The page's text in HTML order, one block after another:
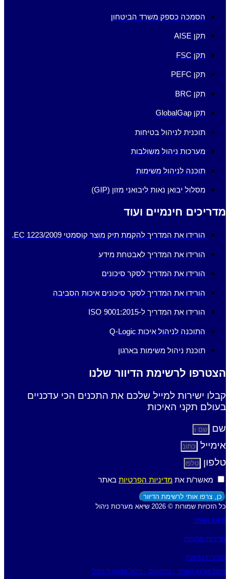
הסמכה כספק משרד הביטחון
תקן AISE
תקן FSC
תקן PEFC
תקן BRC
תקן GlobalGap
תוכנית לניהול בטיחות
מערכות ניהול משולבות
תוכנה לניהול משימות
מסלול יבואן נאות ליבואני מזון (GIP)
מדריכים חינמיים ועוד
הורידו את המדריך להקמת תיק מוצר קוסמטי EC 1223/2009.
הורידו את המדריך לאבטחת מידע
הורידו את המדריך לסקר סיכונים
הורידו את המדריך לסקר סיכונים איכות הסביבה
הורידו את המדריך ל-ISO 9001:2015
התוכנה לניהול איכות Q-Logic
תוכנת ניהול משימות בארגון
הצטרפו לרשימת הדיוור שלנו
קבלו ישירות למייל שלכם את התכנים הכי עדכניים
בעולם תקני האיכות
שם
אימייל
טלפון
מאשר/ת את מדיניות הפרטיות באתר
כן, צרפו אותי לרשימת הדיוור
כל הזכויות שמורות © 2026 שיאא מערכות ניהול
תקנון האתר
מדיניות פרטיות
הצהרת נגישות
ניהול וארגון האתר : נטפוקוס - ניהול ושיווק דיגיטלי